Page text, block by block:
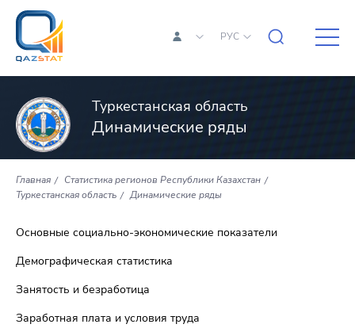
РУС
Туркестанская область
Динамические ряды
Главная
Статистика регионов Республики Казахстан
Туркестанская область
Динамические ряды
Основные социально-экономические показатели
Демографическая статистика
Занятость и безработица
Заработная плата и условия труда